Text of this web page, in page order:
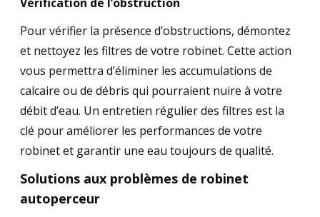
Pour vérifier la présence d’obstructions, démontez
et nettoyez les filtres de votre robinet. Cette action
vous permettra d’éliminer les accumulations de
calcaire ou de débris qui pourraient nuire à votre
débit d’eau. Un entretien régulier des filtres est la
clé pour améliorer les performances de votre
robinet et garantir une eau toujours de qualité.
Solutions aux problèmes de robinet
autoperceur